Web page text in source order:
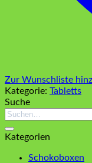
Zur Wunschliste
Kategorie: Tabletts
Suche
Suchen
Kategorien
Schokoboxen